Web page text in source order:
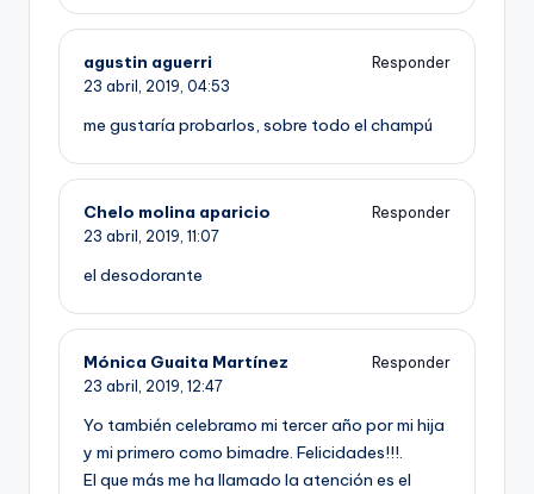
agustin aguerri
Responder
23 abril, 2019, 04:53
me gustaría probarlos, sobre todo el champú
Chelo molina aparicio
Responder
23 abril, 2019, 11:07
el desodorante
Mónica Guaita Martínez
Responder
23 abril, 2019, 12:47
Yo también celebramo mi tercer año por mi hija
y mi primero como bimadre. Felicidades!!!.
El que más me ha llamado la atención es el